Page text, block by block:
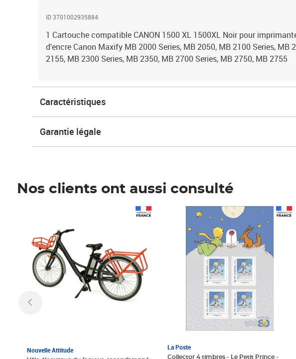
ID 3701002935884
1 Cartouche compatible CANON 1500 XL 1500XL Noir pour
d'encre Canon Maxify MB 2000 Series, MB 2050, MB 2100 Series, MB
2155, MB 2300 Series, MB 2350, MB 2700 Series, MB 2750, MB 2755
Caractéristiques
Garantie légale
Nos clients ont aussi consulté
Nouvelle Attitude La Poste
Collector 4 timbres - Le Petit Prince -
Prix 6,25€ HT